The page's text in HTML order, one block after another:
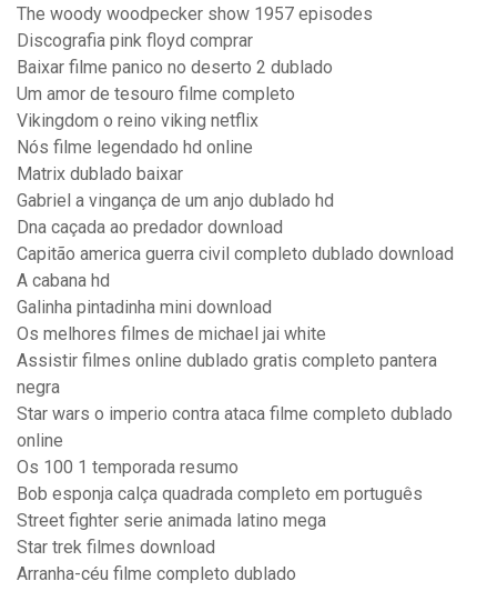
The woody woodpecker show 1957 episodes
Discografia pink floyd comprar
Baixar filme panico no deserto 2 dublado
Um amor de tesouro filme completo
Vikingdom o reino viking netflix
Nós filme legendado hd online
Matrix dublado baixar
Gabriel a vingança de um anjo dublado hd
Dna caçada ao predador download
Capitão america guerra civil completo dublado download
A cabana hd
Galinha pintadinha mini download
Os melhores filmes de michael jai white
Assistir filmes online dublado gratis completo pantera
negra
Star wars o imperio contra ataca filme completo dublado
online
Os 100 1 temporada resumo
Bob esponja calça quadrada completo em português
Street fighter serie animada latino mega
Star trek filmes download
Arranha-céu filme completo dublado